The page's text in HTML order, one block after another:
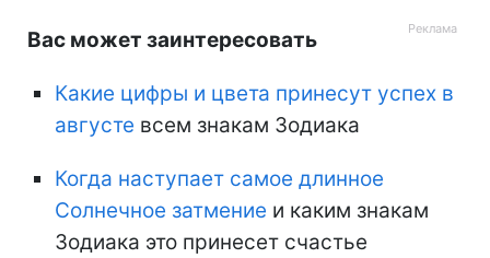
Вас может заинтересовать
Какие цифры и цвета принесут успех в
августе всем знакам Зодиака
Когда наступает самое длинное
Солнечное затмение и каким знакам
Зодиака это принесет счастье